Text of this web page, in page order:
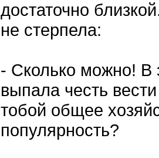
достаточно
не стерпела:
- Сколько можно! В
выпала честь
тобой общее
популярность?